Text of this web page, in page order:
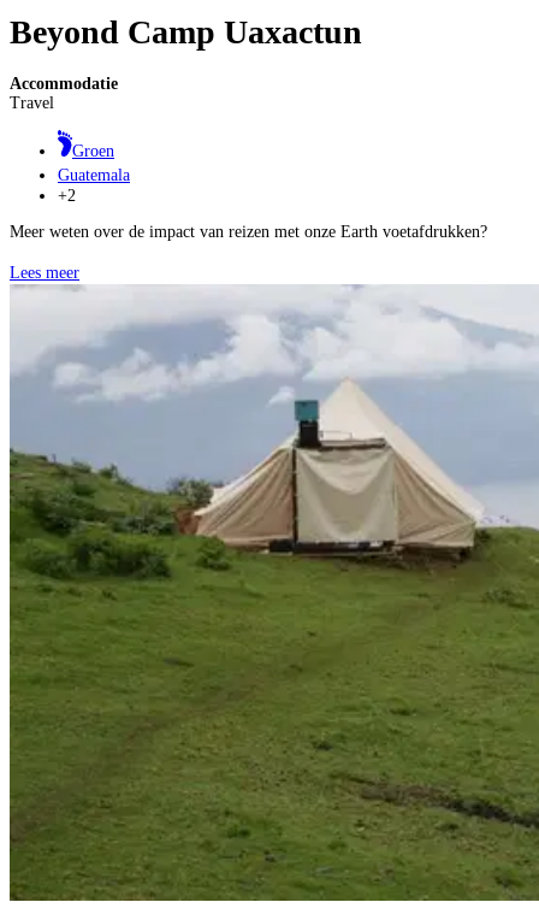
Beyond Camp Uaxactun
Accommodatie
Travel
Groen
Guatemala
+2
Meer weten over de impact van reizen met onze Earth voetafdrukken?
Lees meer